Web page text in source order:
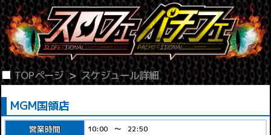
TOPページ スケジュール詳細
MGM国領店
営業時間 10:00 ～ 22:50